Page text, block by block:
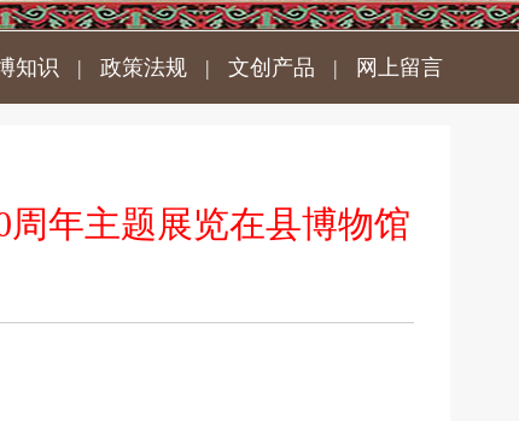
知识 | 政策法规| 文创产品 | 网上留言
年主题展览在县博物馆